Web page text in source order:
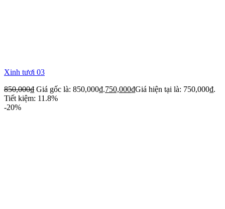
Xinh tươi 03
850,000₫ Giá gốc là: 850,000₫.750,000₫Giá hiện tại là: 750,000₫.
Tiết kiệm: 11.8%
-20%